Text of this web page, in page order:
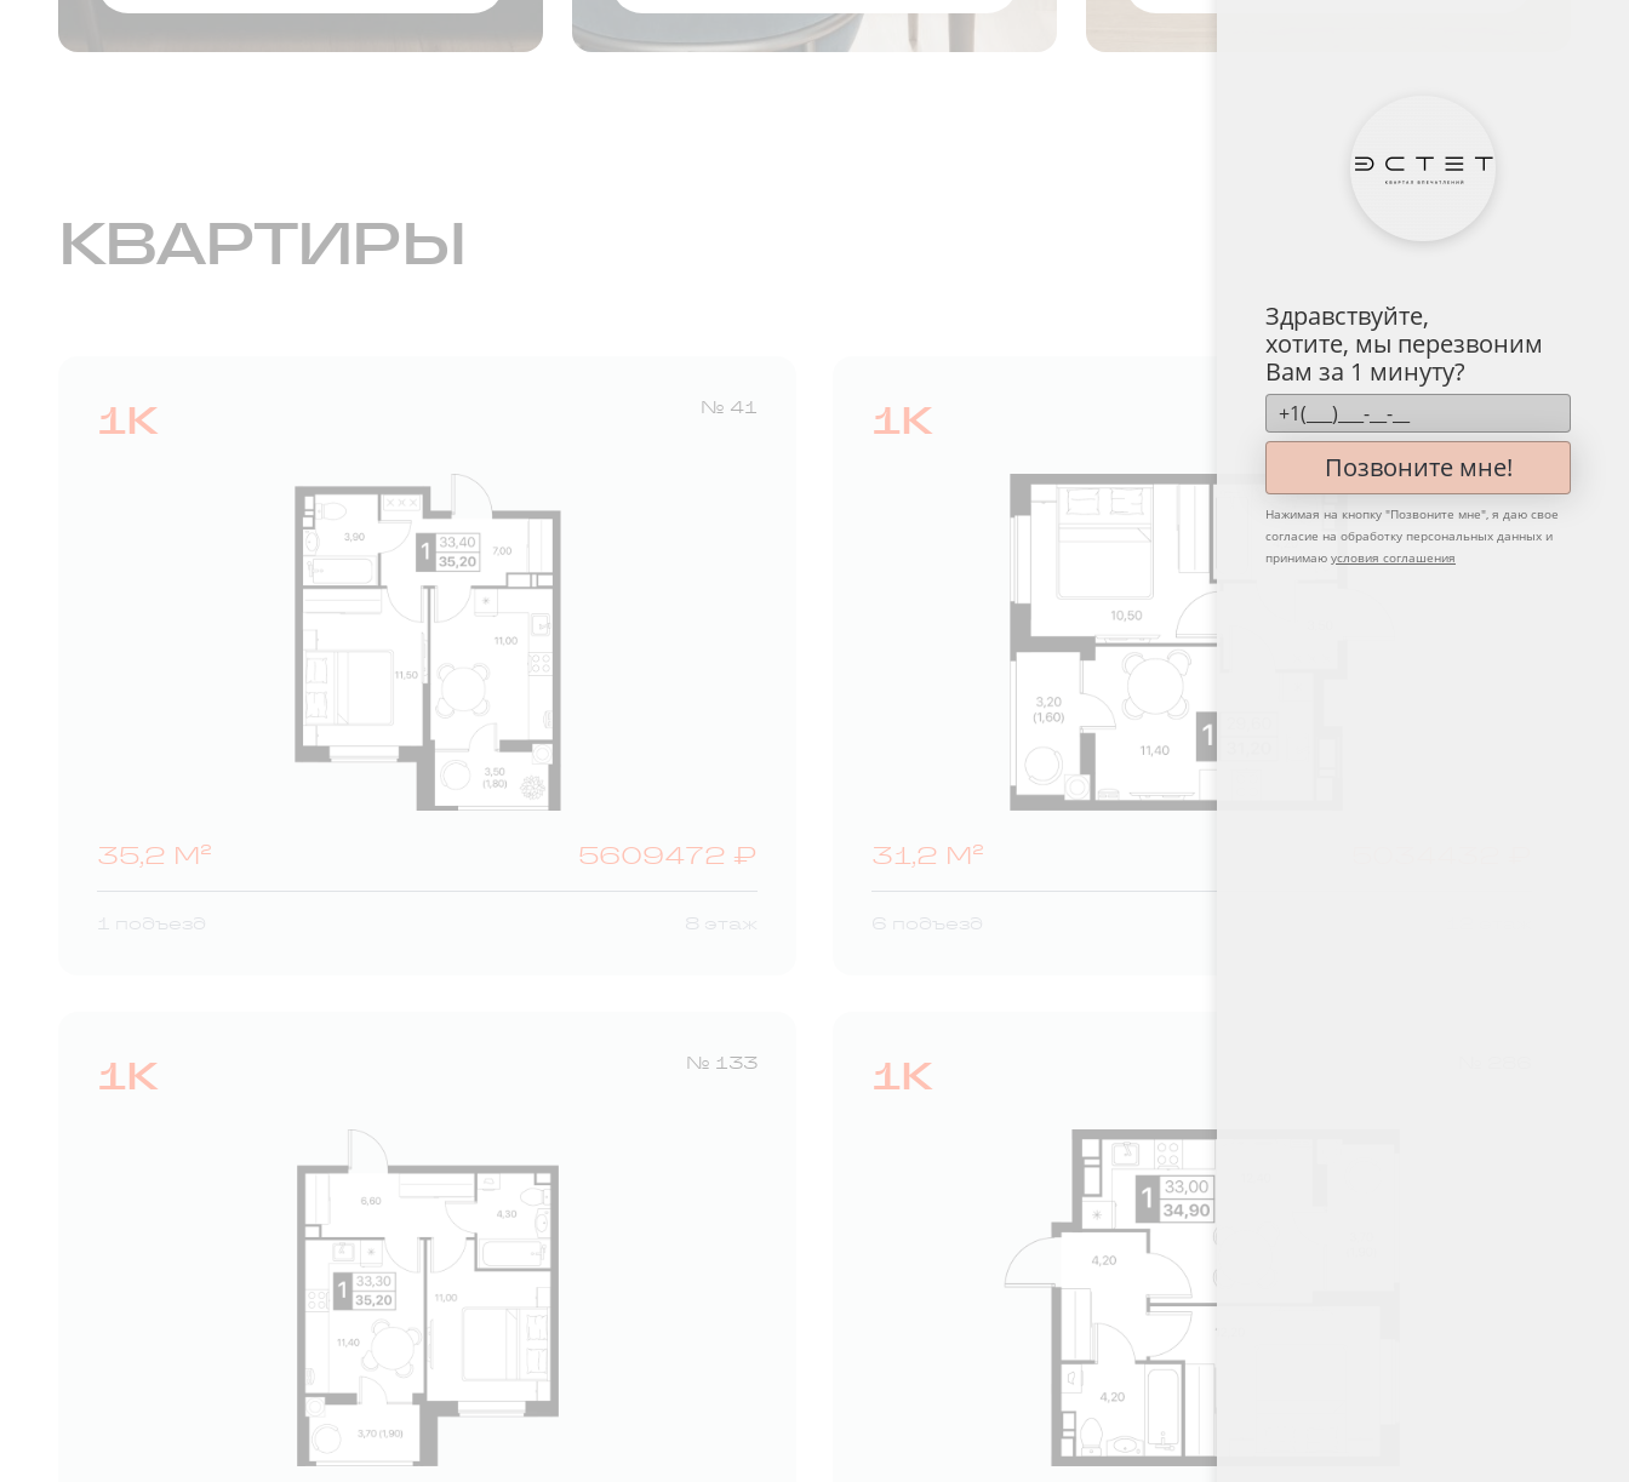
КВАРТИРЫ
1К № 41
35,2 М² 5609472 ₽
1 подъезд 8 этаж
1К
31,2 М²
6 подъезд
1К № 133 1К
Здравствуйте,
хотите, мы перезвоним
Вам за 1 минуту?
Позвоните мне!
Нажимая на кнопку "Позвоните мне", я даю свое
согласие на обработку персональных данных и
принимаю условия соглашения